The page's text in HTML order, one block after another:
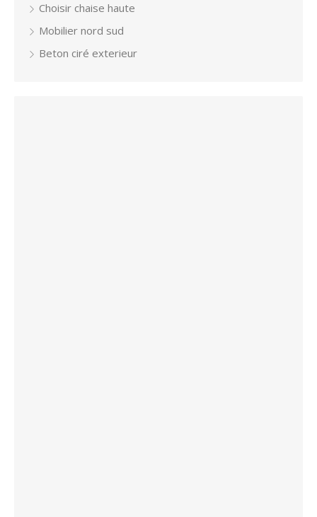
Choisir chaise haute
Mobilier nord sud
Beton ciré exterieur